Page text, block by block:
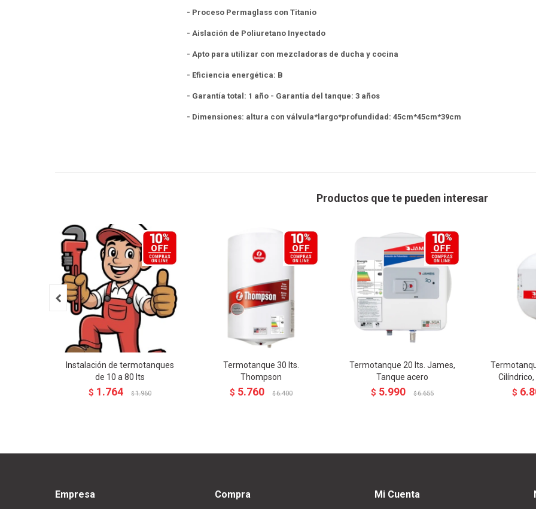
- Proceso Permaglass con Titanio
- Aislación de Poliuretano Inyectado
- Apto para utilizar con mezcladoras de ducha y cocina
- Eficiencia energética: B
- Garantía total: 1 año - Garantía del tanque: 3 años
- Dimensiones: altura con válvula*largo*profundidad: 45cm*45cm*39cm
Productos que te pueden interesar
Instalación de termotanques
de 10 a 80 lts
$ 1.764 $ 1.960
Termotanque 30 lts.
Thompson
$ 5.760 $ 6.400
Termotanque 20 lts. James,
Tanque acero
$ 5.990 $ 6.655 $

Empresa Compra Mi Cuenta